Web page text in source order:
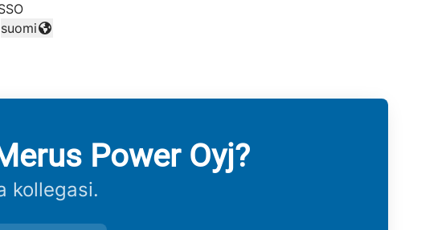
Vaihda kieli
suomi
Power Oyj?
kollegasi.